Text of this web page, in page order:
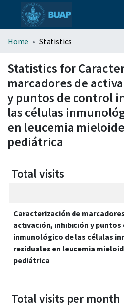
menu.section.about_menu
All of DSpace
Home Statistics
Statistics for
marcadores de
y puntos de control
las células
en leucemia
pediátrica
Total visits
Caracterización de
activación, inhibición y
inmunológico de las células
residuales en leucemia
pediátrica
Total visits per month